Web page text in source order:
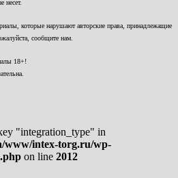
несет.
которые нарушают авторские права, принадлежащие
сообщите нам.
18+!
"integration_type" in
www/intex-torg.ru/wp-
on line 2012